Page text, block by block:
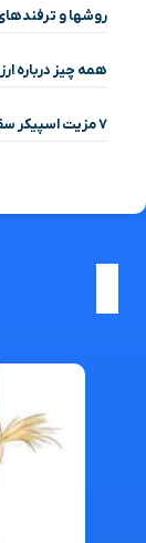
روشها و
همه چیز درباره
۷ مزیت اسپیکر سقفی هوشمند در معماری خانه‌ های مدرن